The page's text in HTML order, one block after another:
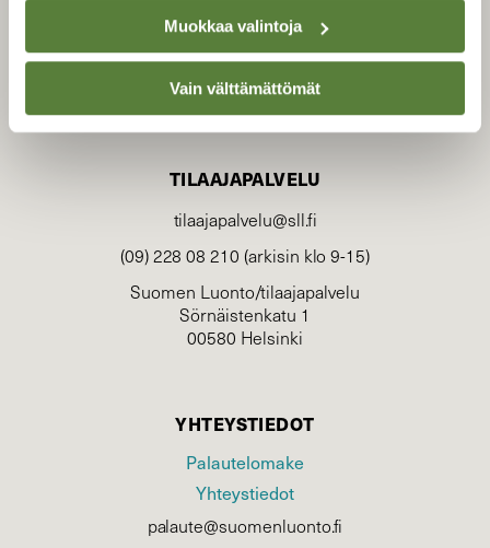
Muokkaa valintoja
Vain välttämättömät
TILAAJAPALVELU
tilaajapalvelu@sll.fi
(09) 228 08 210 (arkisin klo 9-15)
Suomen Luonto/tilaajapalvelu
Sörnäistenkatu 1
00580 Helsinki
YHTEYSTIEDOT
Palautelomake
Yhteystiedot
palaute@suomenluonto.fi